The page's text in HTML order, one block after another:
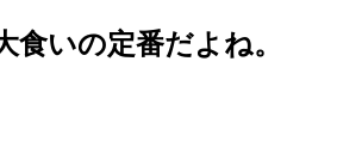
食いの定番だよね。